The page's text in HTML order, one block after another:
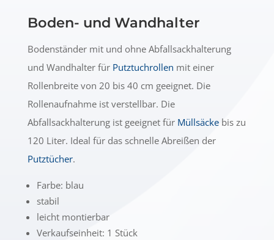
Boden- und Wandhalter
Bodenständer mit und ohne Abfallsackhalterung
und Wandhalter für Putztuchrollen mit einer
Rollenbreite von 20 bis 40 cm geeignet. Die
Rollenaufnahme ist verstellbar. Die
Abfallsackhalterung ist geeignet für Müllsäckebis zu
120 Liter. Ideal für das schnelle Abreißen der
Putztücher.
Farbe: blau
stabil
leicht montierbar
Verkaufseinheit: 1 Stück